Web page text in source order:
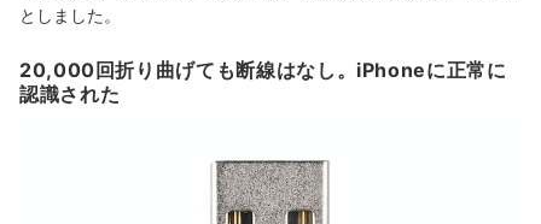
としました。
20,000回折り曲げても断線はなし。iPhoneに正常に
認識された